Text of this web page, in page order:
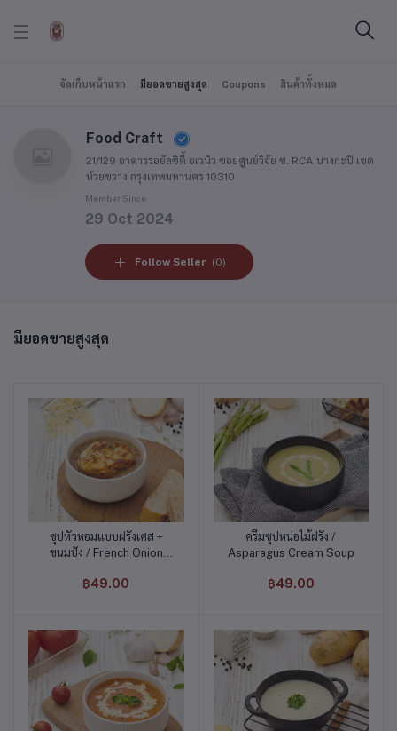
จัดเก็บหน้าแรก มียอดขายสูงสุด Coupons สินค้าทั้งหมด
Food Craft
21/129 อาคารรอยัลซิตี้ อเวนิว ซอยศูนย์วิจัย ซ. RCA บางกะปิ เขต
ห้วยขวาง กรุงเทพมหานคร 10310
Member Since
29 Oct 2024
Follow Seller (0)
มียอดขายสูงสุด
หยิบใส่ตะกร้า
ซุปหัวหอมแบบฝรั่งเศส +
ขนมปัง / French Onion
฿49.00
หยิบใส่ตะกร้า
ครีมซุปหน่อไม้ฝรั่ง /
Asparagus Cream Soup
฿49.00